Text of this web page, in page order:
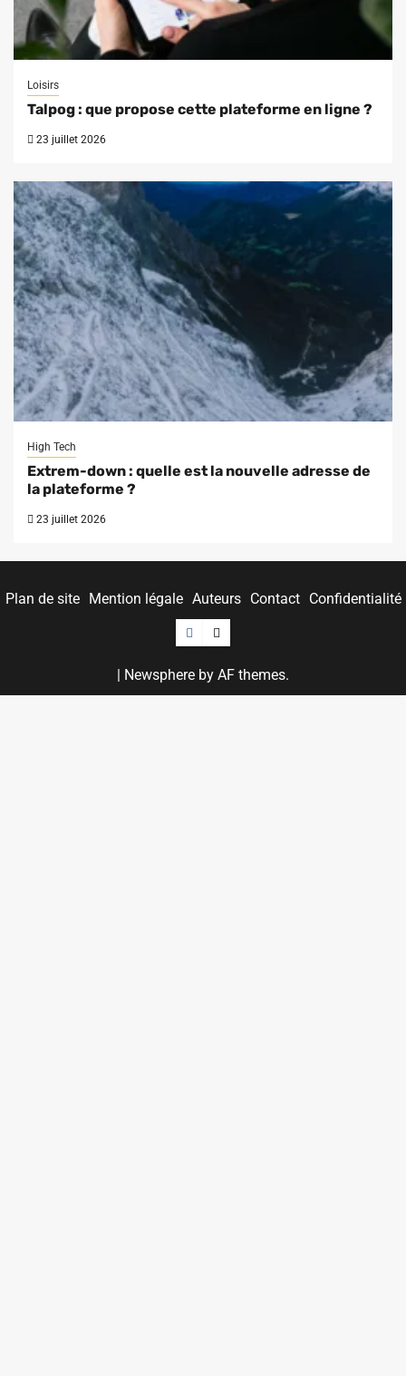
Loisirs
Talpog : que propose cette plateforme en ligne ?
23 juillet 2026
High Tech
Extrem-down : quelle est la nouvelle adresse de
la plateforme ?
23 juillet 2026
Plan de site Mention légale Auteurs Contact Confidentialité
Facebook
Twitter
| Newsphere by AF themes.